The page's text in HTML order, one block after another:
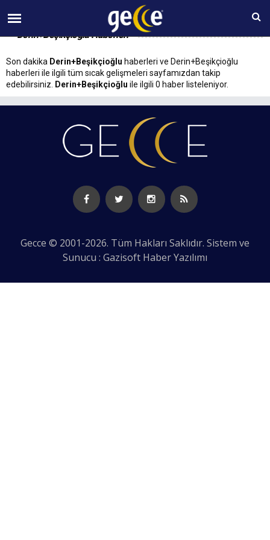
08 AĞUSTOS Cumartesi 16:48
Derin+Beşikçioğlu Haberleri
Son dakika Derin+Beşikçioğlu haberleri ve Derin+Beşikçioğlu
haberleri ile ilgili tüm sıcak gelişmeleri sayfamızdan takip
edebilirsiniz.
Derin+Beşikçioğlu ile ilgili 0 haber listeleniyor.
Gecce © 2001-2026. Tüm Hakları Saklıdır. Sistem ve
Sunucu : Gazisoft Haber Yazılımı